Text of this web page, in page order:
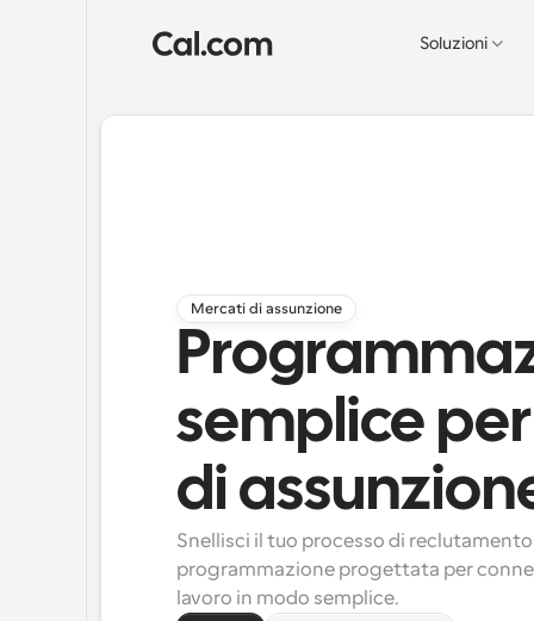
Soluzioni
Mercati di assunzione
semplice
di
Snellisci il tuo processo di
programmazione progettata per
lavoro in modo semplice.